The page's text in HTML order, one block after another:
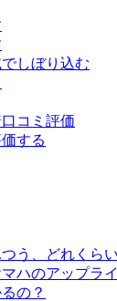
しぼり込む
コミ評価
する
う、どれくら
ハのアップラ
の？